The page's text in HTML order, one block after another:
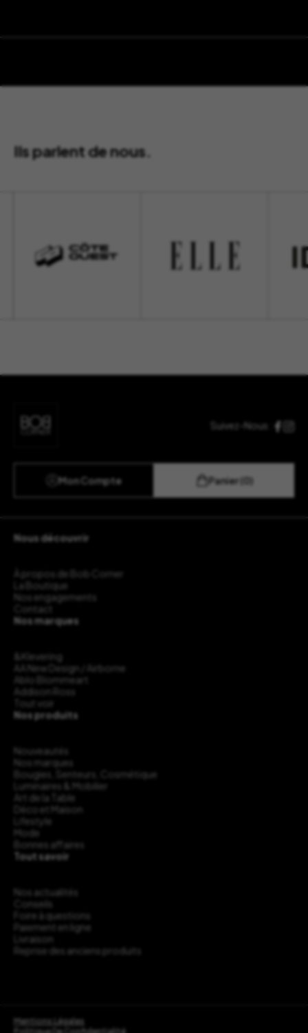
Ils parlent de nous.
Suivez-Nous :
Mon Compte Panier (0)
Nous découvrir
À propos de Bob Corner
La Boutique
Nos engagements
Contact
Nos marques
&Klevering
AA New Design / Airborne
Ablo Blommeart
Addison Ross
Tout voir
Nos produits
Nouveautés
Nos marques
Bougies, Senteurs, Cosmétique
Luminaires & Mobilier
Art de la Table
Déco et Maison
Lifestyle
Mode
Bonnes affaires
Tout savoir
Nos actualités
Conseils
Foire à questions
Paiement en ligne
Livraison
Reprise des anciens produits
Mentions Légales